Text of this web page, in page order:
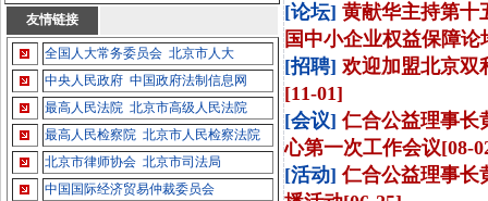
友情链接
全国人大常务委员会 北京市人大
中央人民政府 中国政府法制信息网
最高人民法院 北京市高级人民法院
最高人民检察院 北京市人民检察法院
北京市律师协会 北京市司法局
中国国际经济贸易仲裁委员会
[论坛] 黄献华主持第十
国中小企业权益保障论
[招聘] 欢迎加盟北京双
[11-01]
[会议] 仁合公益理事长
心第一次工作会议[08-
[活动] 仁合公益理事长